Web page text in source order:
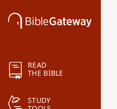
READ
THE BIBLE
STUDY